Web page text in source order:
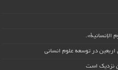
الإنسانية».
در توسعه علوم انسانی
نزدیک است